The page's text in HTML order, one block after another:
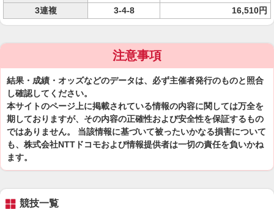
3連複
3-4-8 16,510円
注意事項
結果・成績・オッズなどのデータは、必ず主催者発行のものと照合
し確認してください。
本サイトのページ上に掲載されている情報の内容に関しては万全を
期しておりますが、その内容の正確性および安全性を保証するもの
ではありません。 当該情報に基づいて被ったいかなる損害について
も、株式会社NTTドコモおよび情報提供者は一切の責任を負いかね
ます。
競技一覧